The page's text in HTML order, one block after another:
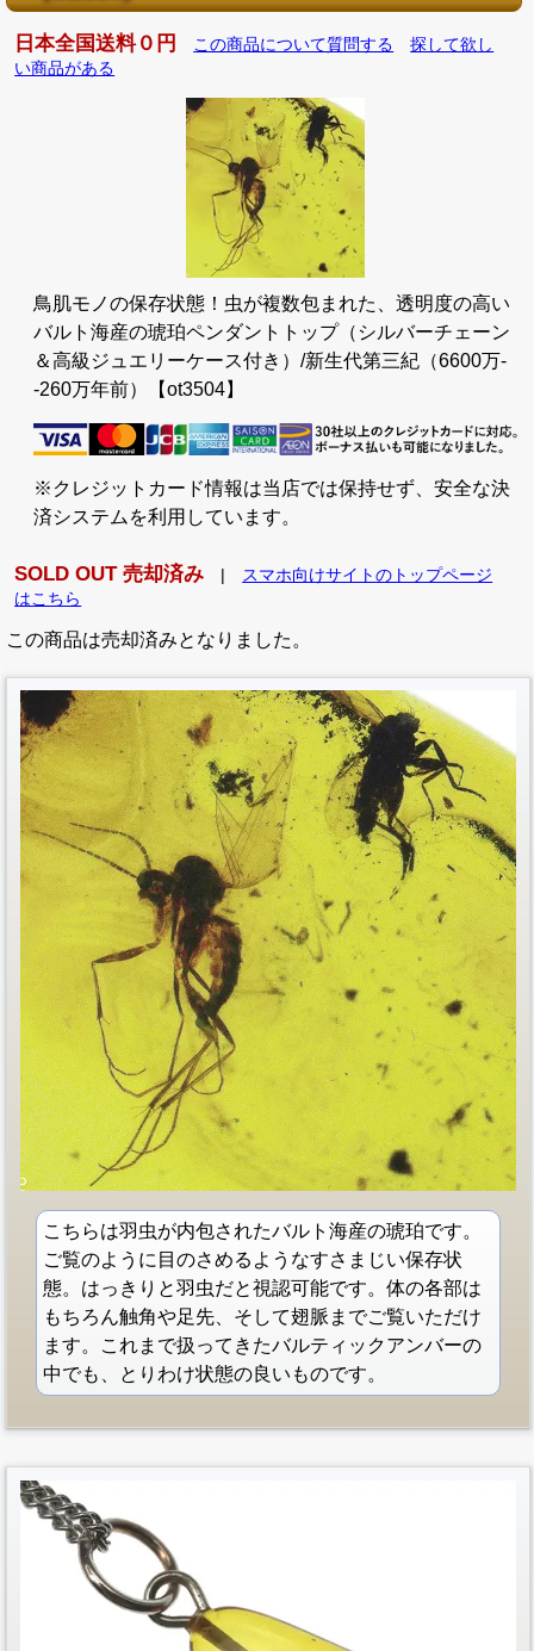
日本全国送料０円 この商品について質問する
探して欲し
い商品がある
鳥肌モノの保存状態！虫が複数包まれた、透明度の高い
バルト海産の琥珀ペンダントトップ（シルバーチェーン
＆高級ジュエリーケース付き）/新生代第三紀（6600万-
-260万年前）【ot3504】
※クレジットカード情報は当店では保持せず、安全な決
済システムを利用しています。
SOLD OUT 売却済み
スマホ向けサイトのトップページ
はこちら
この商品は売却済みとなりました。
こちらは羽虫が内包されたバルト海産の琥珀です。
ご覧のように目のさめるようなすさまじい保存状
態。はっきりと羽虫だと視認可能です。体の各部は
もちろん触角や足先、そして翅脈までご覧いただけ
ます。これまで扱ってきたバルティックアンバーの
中でも、とりわけ状態の良いものです。